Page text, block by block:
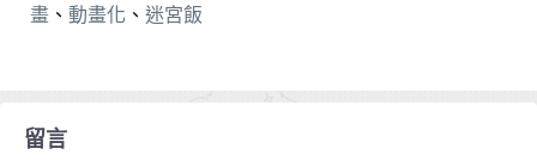
畫 、 動畫化 、 迷宮飯
留言